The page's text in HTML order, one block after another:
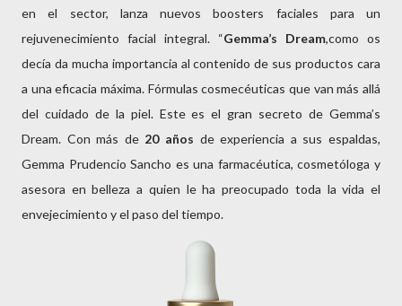
en el sector, lanza nuevos boosters faciales para un
rejuvenecimiento facial integral. “Gemma’s Dream,como os
decía da mucha importancia al contenido de sus productos cara
a una eficacia máxima. Fórmulas cosmecéuticas que van más allá
del cuidado de la piel. Este es el gran secreto de Gemma’s
Dream. Con más de 20 años de experiencia a sus espaldas,
Gemma Prudencio Sancho es una farmacéutica, cosmetóloga y
asesora en belleza a quien le ha preocupado toda la vida el
envejecimiento y el paso del tiempo.